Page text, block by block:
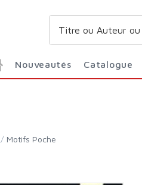
Nouveautés Catalogue
/ Motifs Poche